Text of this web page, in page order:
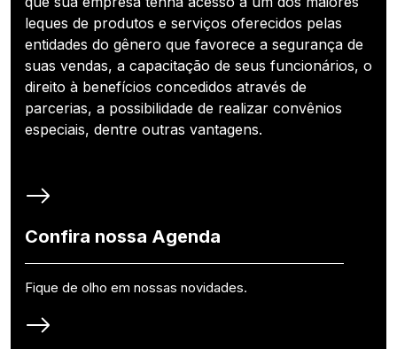
leques de produtos e serviços oferecidos pelas
entidades do gênero que favorece a segurança de
suas vendas, a capacitação de seus funcionários, o
direito à benefícios concedidos através de
parcerias, a possibilidade de realizar convênios
especiais, dentre outras vantagens.
Confira nossa Agenda
Fique de olho em nossas novidades.